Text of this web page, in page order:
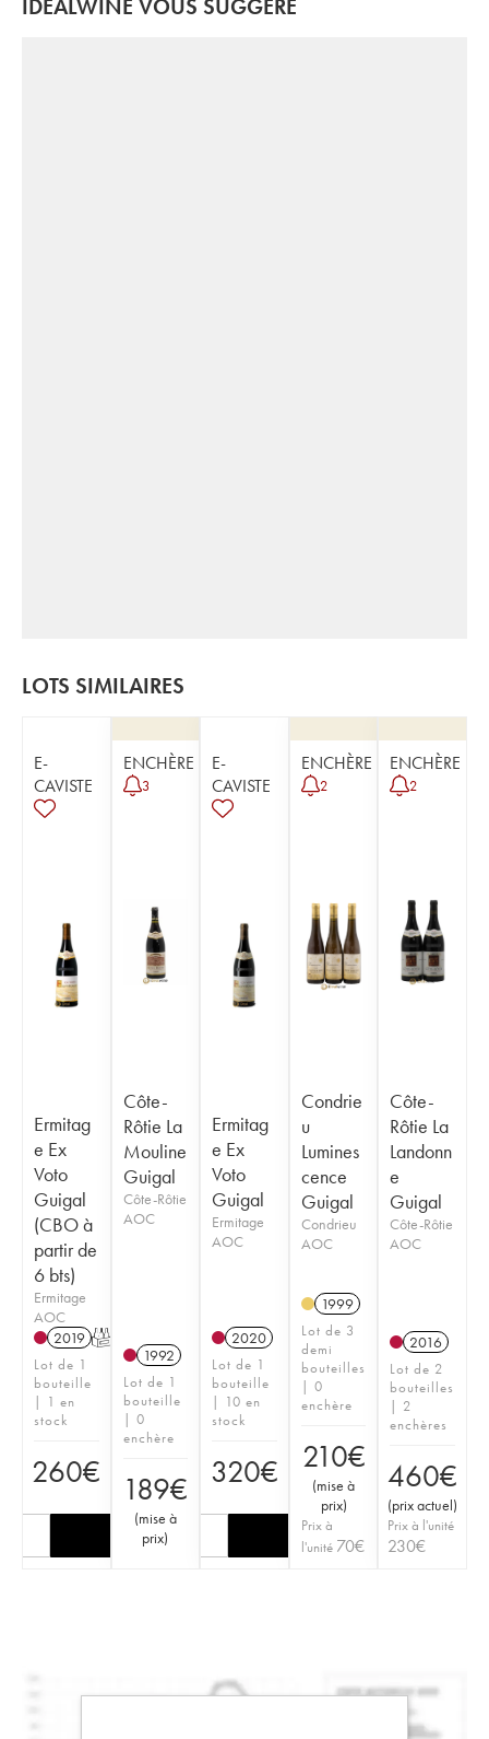
IDEALWINE VOUS SUGGÈRE
LOTS SIMILAIRES
E-
CAVISTE
Ermitag
e Ex
Voto
Guigal
(CBO à
partir de
6 bts)
Ermitage
AOC
2019 T
Lot de 1
bouteille
| 1 en
stock
260€
ENCHÈRE
3
Côte-
Rôtie La
Mouline
Guigal
Côte-Rôtie
AOC
1992
Lot de 1
bouteille
| 0
enchère
189€
(mise à
prix)
E-
CAVISTE
Ermitag
e Ex
Voto
Guigal
Ermitage
AOC
2020
Lot de 1
bouteille
| 10 en
stock
320€
ENCHÈRE
2
Condrie
u
Lumines
cence
Guigal
Condrieu
AOC
1999
Lot de 3
demi
bouteilles
| 0
enchère
210€
(mise à
prix)
Prix à
l'unité 70€
ENCHÈRE
2
Côte-
Rôtie La
Landonn
e
Guigal
Côte-Rôtie
AOC
2016
Lot de 2
bouteilles
| 2
enchères
460€
(prix actuel)
Prix à l'unité
230€